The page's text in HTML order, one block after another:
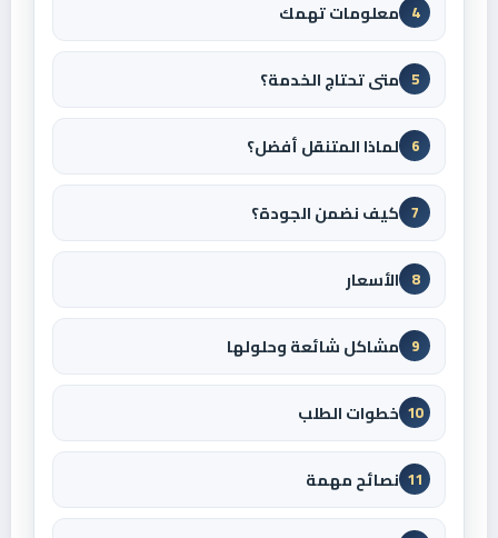
4 معلومات تهمك
5 متى تحتاج الخدمة؟
6 لماذا المتنقل أفضل؟
7 كيف نضمن الجودة؟
8 الأسعار
9 مشاكل شائعة وحلولها
10 خطوات الطلب
11 نصائح مهمة